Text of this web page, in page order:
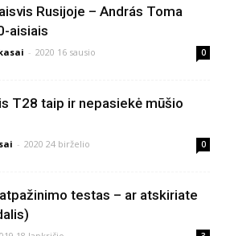
Rusijoje – András Toma
aisiais
- 2020 16 sausio 0
T28 taip ir nepasiekė mūšio
- 2020 24 birželio 0
testas – ar atskiriate